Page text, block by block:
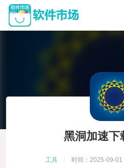
黑洞加速下
工具 时间：2025-09-01